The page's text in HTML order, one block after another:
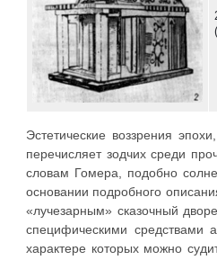
Эстетические воззрения
перечисляет зодчих среди
словам Гомера, подобно
основании подробного
«лучезарным» сказочный
специфическими средствами
характере которых можно